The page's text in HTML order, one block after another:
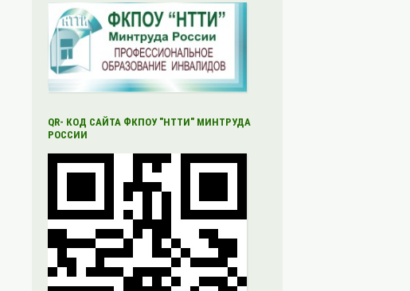
QR- КОД САЙТА ФКПОУ "НТТИ" МИНТРУДА
РОССИИ